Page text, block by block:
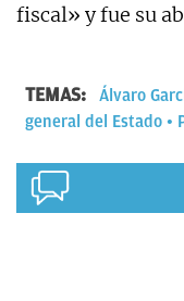
fiscal» y fue su
TEMAS: Álvaro
general del Estado